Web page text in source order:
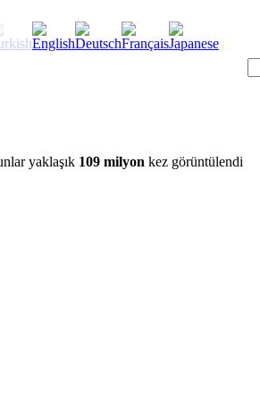
yaklaşık 109 milyon kez görüntülendi